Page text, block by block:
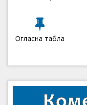
Огласна табла